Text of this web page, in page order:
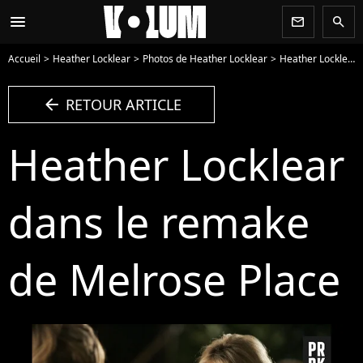
menu newsletter search
Accueil Heather Locklear Photos de Heather Locklear Heather Locklear dans le remake de Melrose Place - Photo
arrow_left RETOUR ARTICLE
Heather Locklear
dans le remake
de Melrose Place